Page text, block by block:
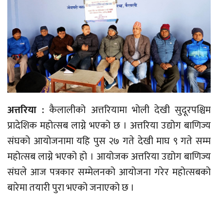
अत्तरिया : कैलालीको अत्तरियामा भोली देखी सुदूरपश्चिम
प्रादेशिक महोत्सब लाग्ने भएको छ । अत्तरिया उद्योग बाणिज्य
संघको आयोजनामा यहि पुस २७ गते देखी माघ ९ गते सम्म
महोत्सब लाग्ने भएको हो । आयोजक अत्तरिया उद्योग बाणिज्य
संघले आज पत्रकार सम्मेलनको आयोजना गरेर महोत्सबको
बारेमा तयारी पुरा भएको जनाएको छ ।